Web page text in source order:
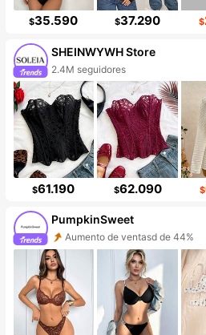
$35.590 $37.290 $
SHEINWYWH Store
2.4M seguidores
$61.190 $62.090 $
PumpkinSweet
Aumento de ventasd de 44%